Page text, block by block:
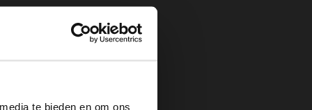
te bieden en om ons